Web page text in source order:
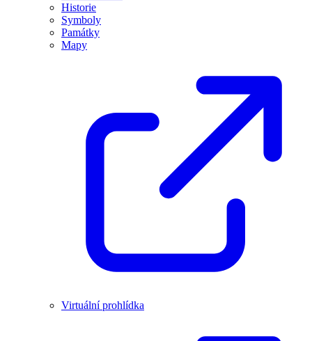
Historie
Symboly
Památky
Mapy
Virtuální prohlídka